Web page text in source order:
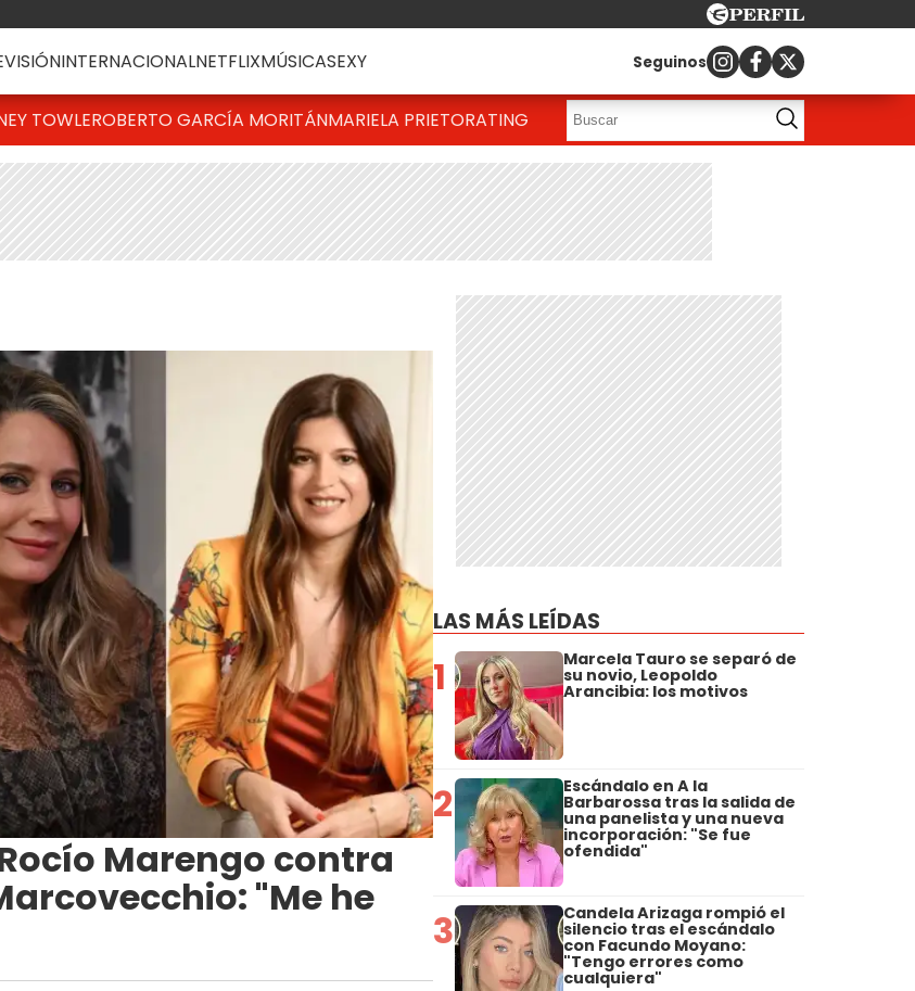
INTERNACIONALNETFLIXMÚSICASEXY Seguinos
TOWLEROBERTO GARCÍA MORITÁNMARIELA PRIETORATING
Marengo contra
"Me he
LAS MÁS LEÍDAS
1 Marcela Tauro se separó de
su novio, Leopoldo
Arancibia: los motivos
2 Escándalo en A la
Barbarossa tras la salida de
una panelista y una nueva
incorporación: "Se fue
ofendida"
3 Candela Arizaga rompió el
silencio tras el escándalo
con Facundo Moyano:
"Tengo errores como
cualquiera"